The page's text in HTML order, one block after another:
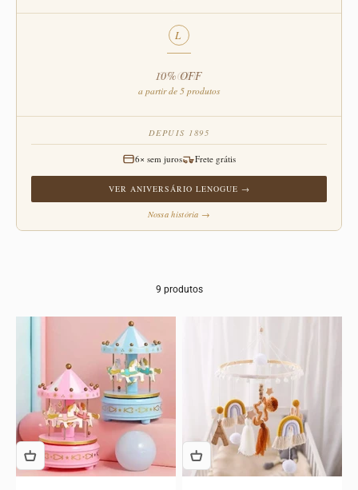
L
10% OFF
a partir de 5 produtos
DEPUIS 1895
6× sem juros Frete grátis
VER ANIVERSÁRIO LENOGUE →
Nossa história →
9 produtos